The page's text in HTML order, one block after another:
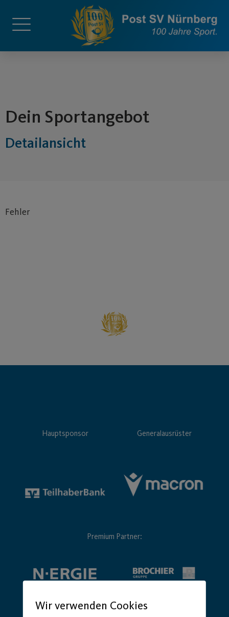
Dein Sportangebot
Detailansicht
Fehler
Hauptsponsor Generalausrüster
Premium Partner:
Wir verwenden Cookies